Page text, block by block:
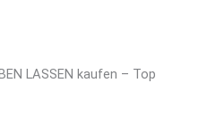
LASSEN kaufen – Top